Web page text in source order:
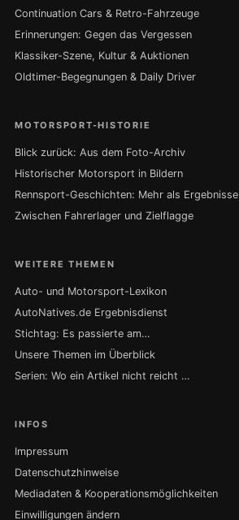
Continuation Cars & Retro-Fahrzeuge
Erinnerungen: Gegen das Vergessen
Klassiker-Szene, Kultur & Auktionen
Oldtimer-Begegnungen & Daily Driver
MOTORSPORT-HISTORIE
Blick zurück: Aus dem Foto-Archiv
Historischer Motorsport in Bildern
Rennsport-Geschichten: Mehr als Ergebnisse
Zwischen Fahrerlager und Zielflagge
WEITERE THEMEN
Auto- und Motorsport-Lexikon
AutoNatives.de Ergebnisdienst
Stichtag: Es passierte am…
Unsere Themen im Überblick
Serien: Wo ein Artikel nicht reicht …
INFOS
Impressum
Datenschutzhinweise
Mediadaten & Kooperationsmöglichkeiten
Einwilligungen ändern